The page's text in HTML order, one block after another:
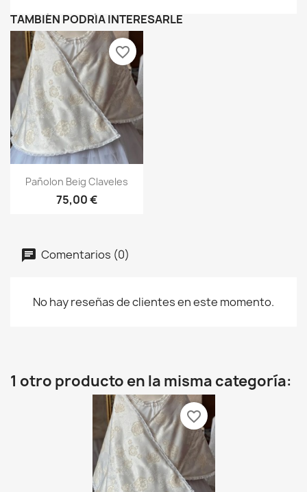
TAMBIÉN PODRÍA INTERESARLE
Vista rápida
Pañolon Beig Claveles
75,00 €
favorite_border
Comentarios (0)
No hay reseñas de clientes en este momento.
1 otro producto en la misma categoría:
favorite_border